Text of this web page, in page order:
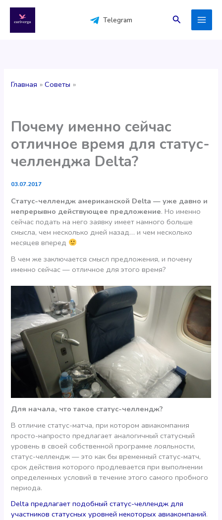
содержимому
Telegram Поиск
Главная Советы
Почему именно сейчас
отличное время для статус-
челленджа Delta?
03.07.2017
Статус-челлендж американской Delta — уже давно и
непрерывно действующее предложение. Но именно
сейчас подать на него заявку имеет намного больше
смысла, чем несколько дней назад… и чем несколько
месяцев вперед
В чем же заключается смысл предложения, и почему
именно сейчас — отличное для этого время?
Для начала, что такое статус-челлендж?
В отличие статус-матча, при котором авиакомпания
просто-напросто предлагает аналогичный статусный
уровень в своей собственной программе лояльности,
статус-челлендж — это как бы временный статус-матч,
срок действия которого продлевается при выполнении
определенных условий в течение этого самого пробного
периода.
Delta предлагает подобный статус-челлендж для
участников статусных уровней некоторых авиакомпаний.